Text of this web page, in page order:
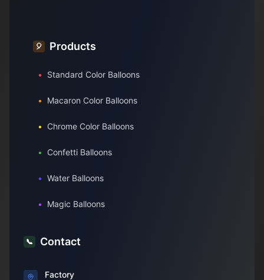
🎈 Products
• Standard Color Balloons
• Macaron Color Balloons
• Chrome Color Balloons
• Confetti Balloons
• Water Balloons
• Magic Balloons
📞 Contact
Factory